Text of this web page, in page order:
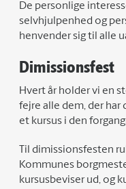
De personlige
selvhjulpenhed og
henvender sig til alle
Dimissionsfest
Hvert år holder vi en
fejre alle dem, der
et kursus i den
Til dimissionsfesten
Kommunes
kursusbeviser ud, og